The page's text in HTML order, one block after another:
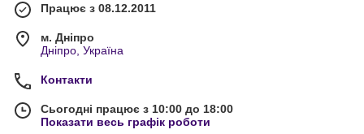
Працює з 08.12.2011
м. Дніпро
Дніпро, Україна
Контакти
Сьогодні працює з 10:00 до 18:00
Показати весь графік роботи